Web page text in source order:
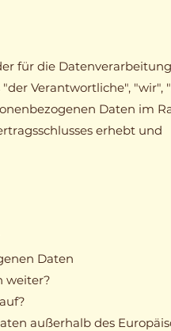
für die Datenverarbeitung
Verantwortliche", "wir",
Daten im
erhebt und
Daten
weiter?
außerhalb des